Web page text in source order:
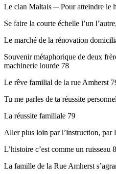
Le clan Maltais ─ Pour atteindre le
Se faire la courte échelle l’un
Le marché de la rénovation
Souvenir métaphorique de deux
machinerie lourde 78
Le rêve familial de la rue Amherst
Tu me parles de ta réussite
La réussite familiale 79
Aller plus loin par l’instruction, par
L’histoire c’est comme un ruisseau
La famille de la Rue Amherst